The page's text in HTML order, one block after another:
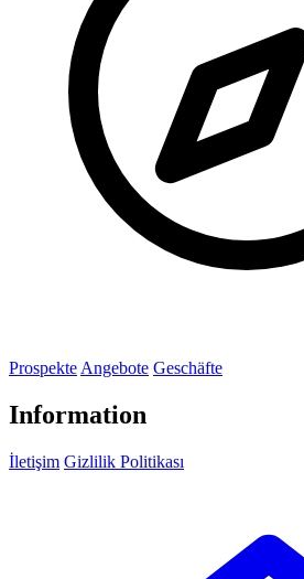
Prospekte Angebote Geschäfte
Information
İletişim Gizlilik Politikası